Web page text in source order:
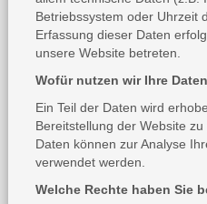
Betriebssystem oder Uhrzeit
Erfassung dieser Daten
unsere Website betreten.
Wofür nutzen wir Ihre
Ein Teil der Daten wird
Bereitstellung der Website
Daten können zur Analyse
verwendet werden.
Welche Rechte haben Sie